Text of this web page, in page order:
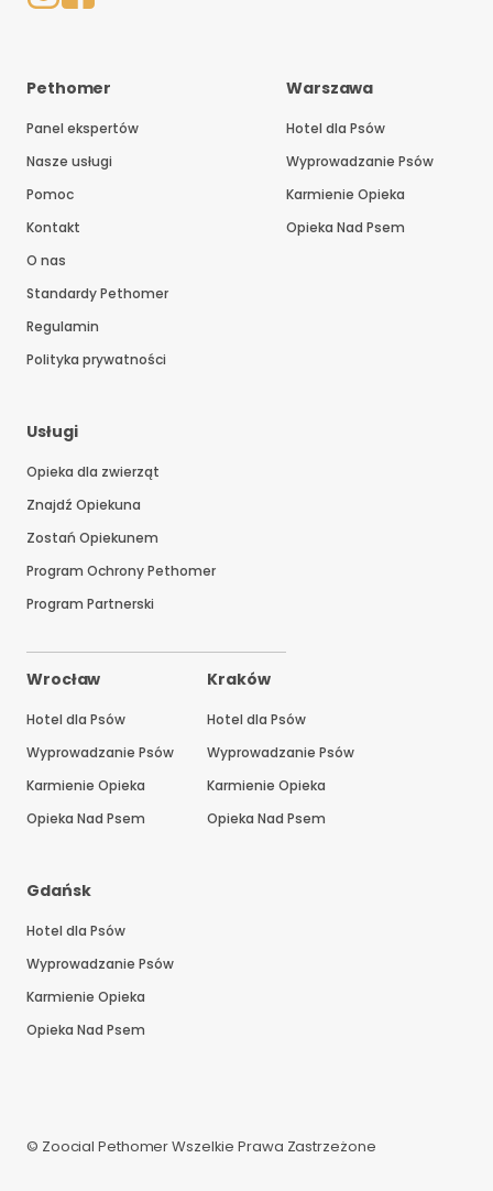
Pethomer
Panel ekspertów
Nasze usługi
Pomoc
Kontakt
O nas
Standardy Pethomer
Regulamin
Polityka prywatności
Usługi
Opieka dla zwierząt
Znajdź Opiekuna
Zostań Opiekunem
Program Ochrony Pethomer
Program Partnerski
Warszawa
Hotel dla Psów
Wyprowadzanie Psów
Karmienie Opieka
Opieka Nad Psem
Wrocław
Hotel dla Psów
Wyprowadzanie Psów
Karmienie Opieka
Opieka Nad Psem
Kraków
Hotel dla Psów
Wyprowadzanie Psów
Karmienie Opieka
Opieka Nad Psem
Gdańsk
Hotel dla Psów
Wyprowadzanie Psów
Karmienie Opieka
Opieka Nad Psem
© Zoocial Pethomer Wszelkie Prawa Zastrzeżone